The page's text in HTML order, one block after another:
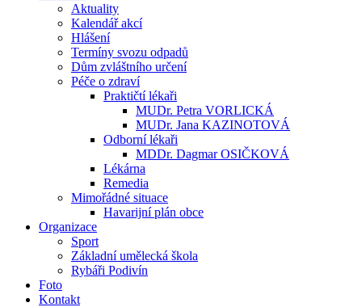
Aktuality
Kalendář akcí
Hlášení
Termíny svozu odpadů
Dům zvláštního určení
Péče o zdraví
Praktičtí lékaři
MUDr. Petra VORLICKÁ
MUDr. Jana KAZINOTOVÁ
Odborní lékaři
MDDr. Dagmar OSIČKOVÁ
Lékárna
Remedia
Mimořádné situace
Havarijní plán obce
Organizace
Sport
Základní umělecká škola
Rybáři Podivín
Foto
Kontakt